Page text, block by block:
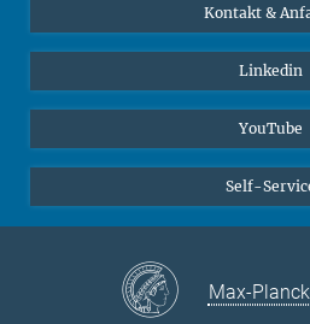
Kontakt &
Linkedin
YouTube
Self-
Max-